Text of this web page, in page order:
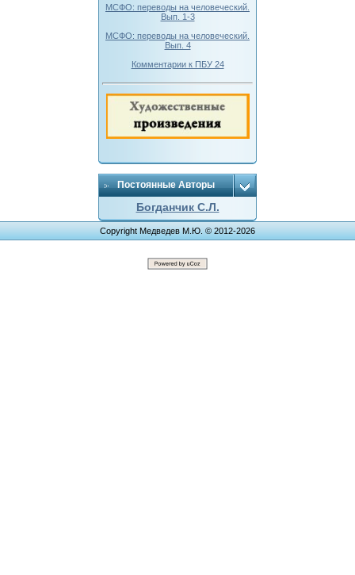
МСФО: переводы на человеческий.
Вып. 1-3
МСФО: переводы на человеческий.
Вып. 4
Комментарии к ПБУ 24
Постоянные Авторы
Богданчик С.Л.
Copyright Медведев М.Ю. © 2012-2026